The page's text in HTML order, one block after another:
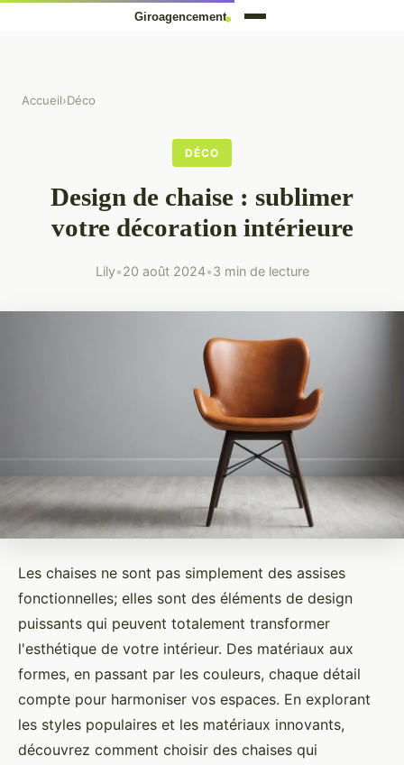
Accueil›Déco
DÉCO
Design de chaise : sublimer
votre décoration intérieure
Lily•20 août 2024•3 min de lecture
Les chaises ne sont pas simplement des assises
fonctionnelles; elles sont des éléments de design
puissants qui peuvent totalement transformer
l'esthétique de votre intérieur. Des matériaux aux
formes, en passant par les couleurs, chaque détail
compte pour harmoniser vos espaces. En explorant
les styles populaires et les matériaux innovants,
découvrez comment choisir des chaises qui